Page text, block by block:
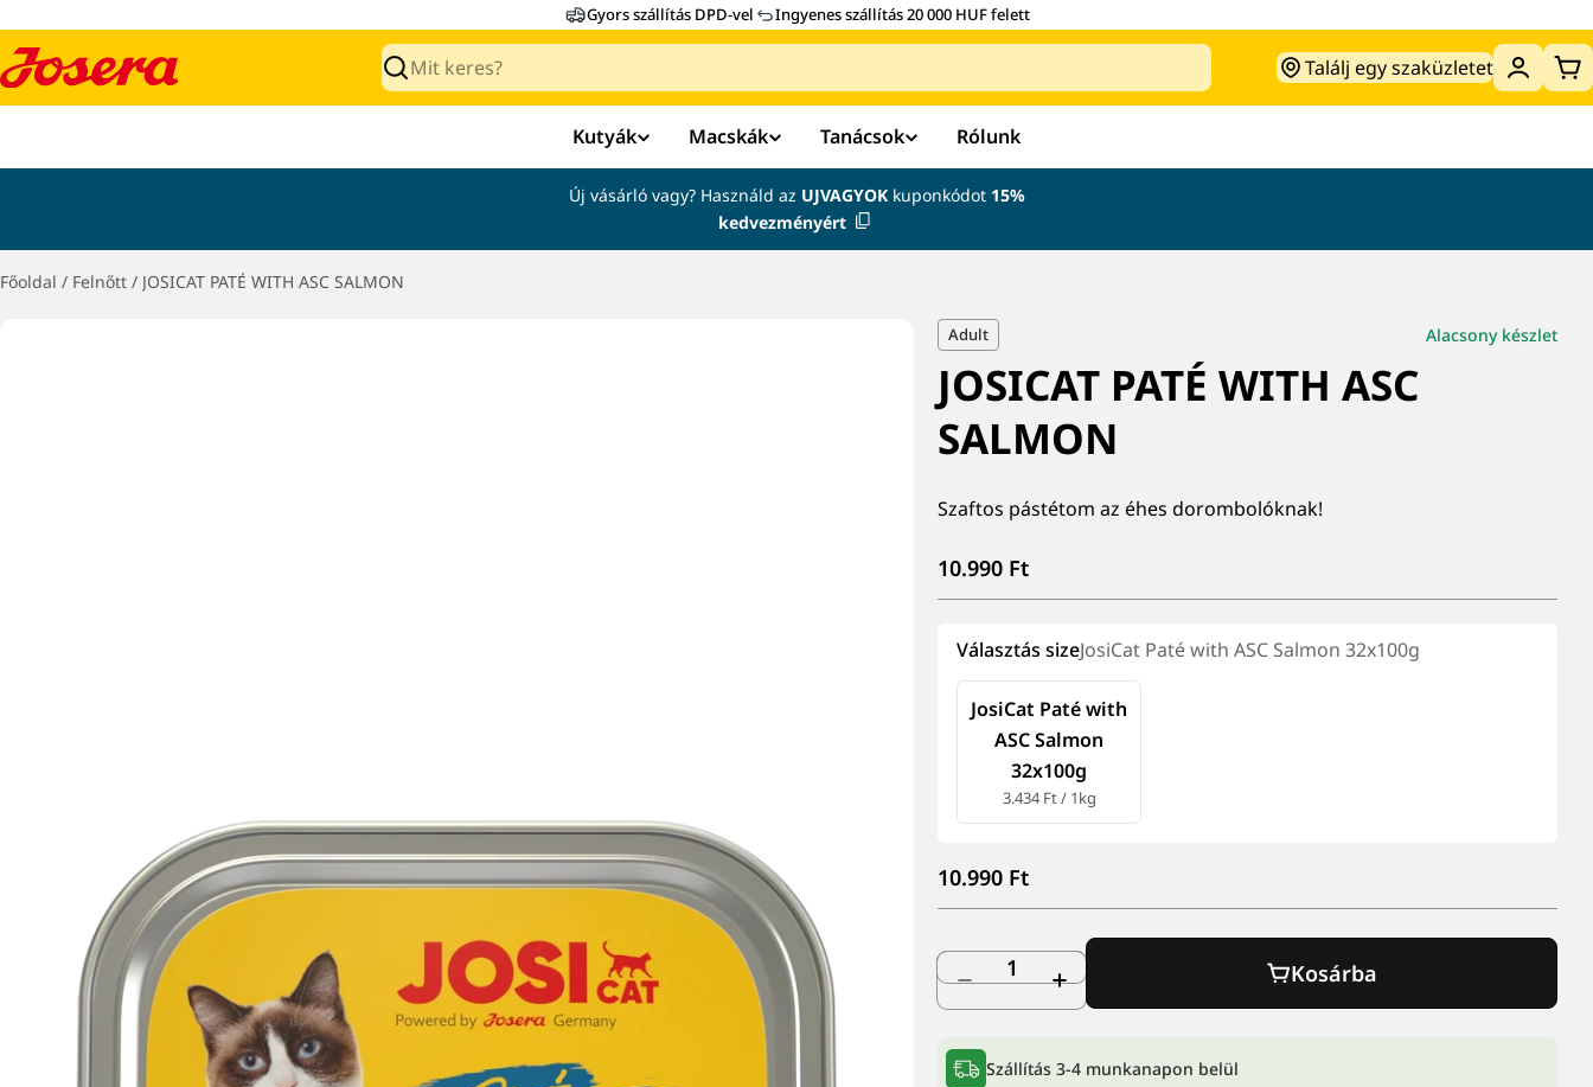
tartalomra
Gyors szállítás DPD-vel Ingyenes szállítás 20 000 HUF felett
Keresés
Találj egy szaküzletet
Kutyák Macskák Tanácsok Rólunk
Új vásárló vagy? Használd az UJVAGYOK kuponkódot 15%
kedvezményért
Főoldal / Felnőtt / JOSICAT PATÉ WITH ASC SALMON
Adult Alacsony készlet
JOSICAT PATÉ WITH ASC
SALMON
Szaftos pástétom az éhes dorombolóknak!
Normál
ár
10.990 Ft
Választás sizeJosiCat Paté with ASC Salmon 32x100g
JosiCat Paté with
ASC Salmon
32x100g
3.434 Ft / 1kg
Normál
ár
10.990 Ft
Mennyiség
Mennyiség csökkentése ehhez: JOSICAT PATÉ WITH ASC
Mennyiség növelése ehhez: JOSICAT PATÉ WITH
Kosárba
Szállítás 3-4 munkanapon belül